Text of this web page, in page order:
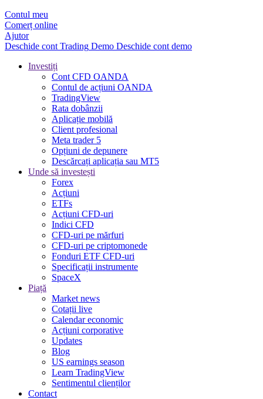
Contul meu
Comerț online
Ajutor
Deschide cont Trading Demo Deschide cont demo
Investiți
Cont CFD OANDA
Contul de acțiuni OANDA
TradingView
Rata dobânzii
Aplicație mobilă
Client profesional
Meta trader 5
Opțiuni de depunere
Descărcați aplicația sau MT5
Unde să investești
Forex
Acțiuni
ETFs
Acțiuni CFD-uri
Indici CFD
CFD-uri pe mărfuri
CFD-uri pe criptomonede
Fonduri ETF CFD-uri
Specificații instrumente
SpaceX
Piață
Market news
Cotații live
Calendar economic
Acțiuni corporative
Updates
Blog
US earnings season
Learn TradingView
Sentimentul clienților
Contact